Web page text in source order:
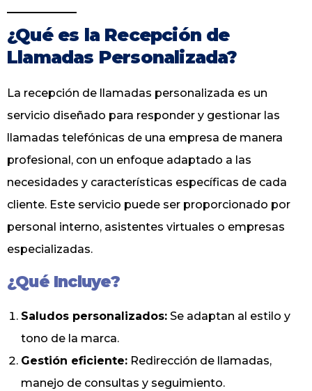
¿Qué es la Recepción de
Llamadas Personalizada?
La recepción de llamadas personalizada es un
servicio diseñado para responder y gestionar las
llamadas telefónicas de una empresa de manera
profesional, con un enfoque adaptado a las
necesidades y características específicas de cada
cliente. Este servicio puede ser proporcionado por
personal interno, asistentes virtuales o empresas
especializadas.
¿Qué Incluye?
Saludos personalizados: Se adaptan al estilo y
tono de la marca.
Gestión eficiente: Redirección de llamadas,
manejo de consultas y seguimiento.